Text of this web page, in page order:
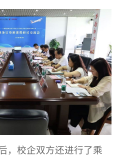
，校企双方还进行了乘